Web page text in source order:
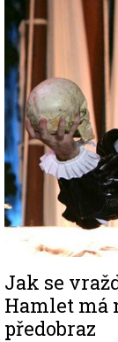
Image
Jak se
Hamlet má
předobraz